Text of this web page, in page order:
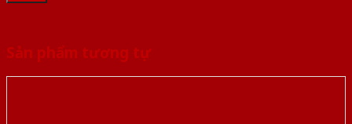
Sản phẩm tương tự